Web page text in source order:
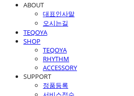
ABOUT
대표인사말
오시는길
TEQOYA
SHOP
TEQOYA
RHYTHM
ACCESSORY
SUPPORT
정품등록